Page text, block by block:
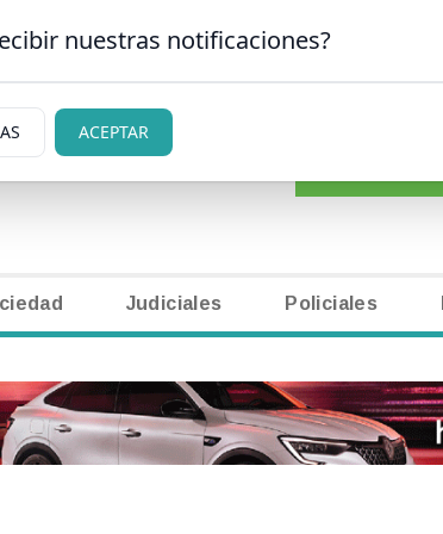
DE BARILOCHE CLASIFICADOS
Judiciales Policiales
nuestras notificaciones?
ACEPTAR